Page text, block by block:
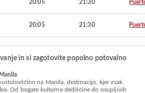
20:05 21:30
20:05 21:30
in si zagotovite popolno potovalno
na Manila, destinacijo, kjer vsak
Od bogate kulturne dediščine do osupljivih